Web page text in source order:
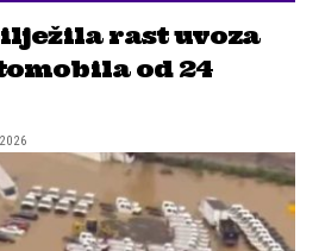
rast uvoza
od 24